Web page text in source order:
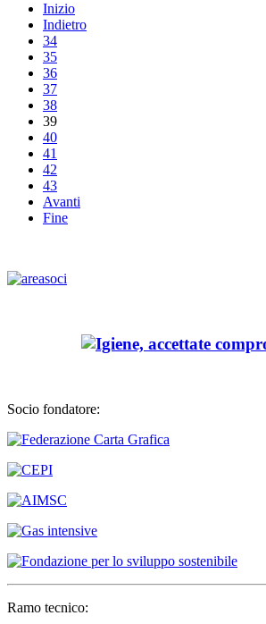
Inizio
Indietro
34
35
36
37
38
39
40
41
42
43
Avanti
Fine
Socio fondatore:
Ramo tecnico: